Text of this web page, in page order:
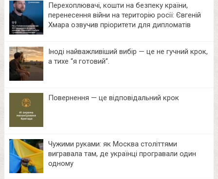
Перехоплювачі, кошти на безпеку країни,
перенесення війни на територію росії: Євгеній
Хмара озвучив пріоритети для дипломатів
Іноді найважливіший вибір — це не гучний крок,
а тихе “я готовий”.
Повернення — це відповідальний крок
Чужими руками: як Москва століттями
вигравала там, де українці програвали один
одному